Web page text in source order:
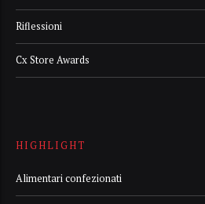
Riflessioni
Cx Store Awards
HIGHLIGHT
Alimentari confezionati